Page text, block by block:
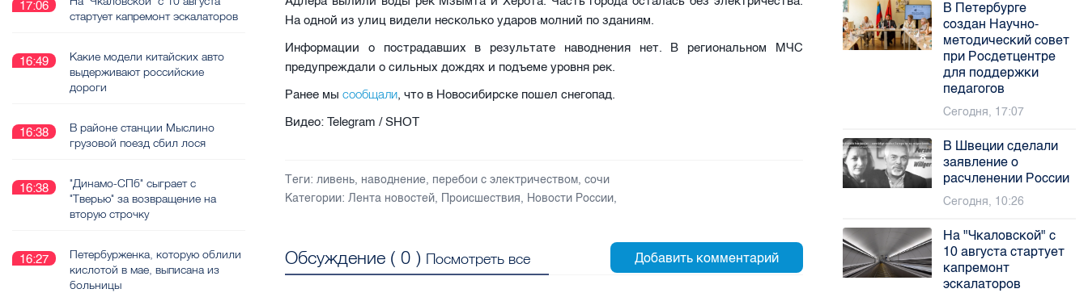
На одной из улиц видели несколько ударов молний по зданиям.
Информации о пострадавших в результате наводнения нет. В региональном МЧС
предупреждали о сильных дождях и подъеме уровня рек.
Ранее мысообщали, что в Новосибирске пошел снегопад.
Видео: Telegram / SHOT
Теги: ливень, наводнение, перебои с электричеством,сочи
Категории: Лента новостей, Происшествия, Новости России,
Обсуждение (0 ) Посмотреть все
17:06
стартует капремонт эскалаторов
16:49
Какие модели китайских авто
выдерживают российские
дороги
16:38
В районе станции Мыслино
грузовой поезд сбил лося
16:38
"Динамо-СПб" сыграет с
"Тверью" за возвращение на
вторую строчку
16:27
Петербурженка, которую облили
кислотой в мае, выписана из
больницы
В Петербурге
создан Научно-
методический совет
при Росдетцентре
для поддержки
педагогов
Сегодня, 17:07
В Швеции сделали
заявление о
расчленении России
Сегодня, 10:26
На "Чкаловской" с
10 августа стартует
капремонт
эскалаторов